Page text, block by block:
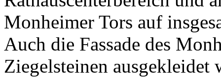
Monheimer Tors auf
Auch die Fassade des
Ziegelsteinen